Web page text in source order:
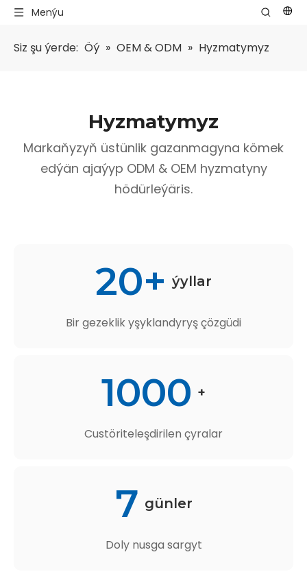
Menýu
Siz şu ýerde: Öý » OEM & ODM » Hyzmatymyz
Hyzmatymyz
Markaňyzyň üstünlik gazanmagyna kömek
edýän ajaýyp ODM & OEM hyzmatyny
hödürleýäris.
20+ ýyllar
Bir gezeklik yşyklandyryş çözgüdi
1000 +
Custöriteleşdirilen çyralar
7 günler
Doly nusga sargyt